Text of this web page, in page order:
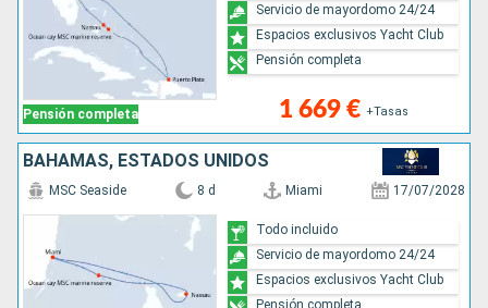
Pensión completa 1 669 € +Tasas
Servicio de mayordomo 24/24
Espacios exclusivos Yacht Club
Pensión completa
BAHAMAS, ESTADOS UNIDOS
MSC Seaside 8 d Miami 17/07/2028
Todo incluido
Servicio de mayordomo 24/24
Espacios exclusivos Yacht Club
Pensión completa